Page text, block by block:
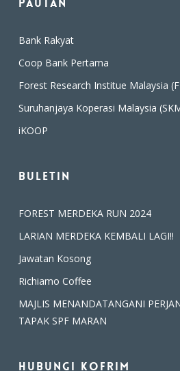
Pautan
Bank Rakyat
Coop Bank Pertama
Forest Research Institue Malaysia
Suruhanjaya Koperasi Malaysia
iKOOP
Buletin
FOREST MERDEKA RUN 2024
LARIAN MERDEKA KEMBALI LAGI!!
Jawatan Kosong
Richiamo Coffee
MAJLIS MENANDATANGANI
TAPAK SPF MARAN
Hubungi Kofrim